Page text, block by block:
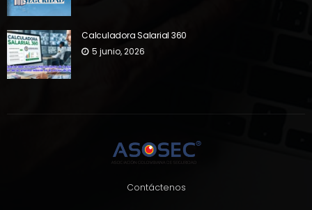
Calculadora Salarial 360
5 junio, 2026
Contáctenos